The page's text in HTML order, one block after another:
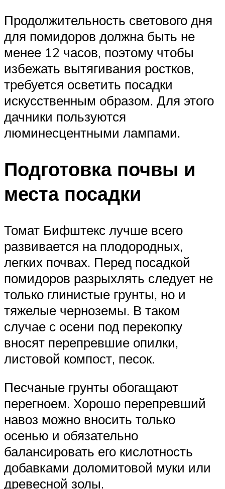
Продолжительность светового дня
для помидоров должна быть не
менее 12 часов, поэтому чтобы
избежать вытягивания ростков,
требуется осветить посадки
искусственным образом. Для этого
дачники пользуются
люминесцентными лампами.
Подготовка почвы и
места посадки
Томат Бифштекс лучше всего
развивается на плодородных,
легких почвах. Перед посадкой
помидоров разрыхлять следует не
только глинистые грунты, но и
тяжелые черноземы. В таком
случае с осени под перекопку
вносят перепревшие опилки,
листовой компост, песок.
Песчаные грунты обогащают
перегноем. Хорошо перепревший
навоз можно вносить только
осенью и обязательно
балансировать его кислотность
добавками доломитовой муки или
древесной золы.